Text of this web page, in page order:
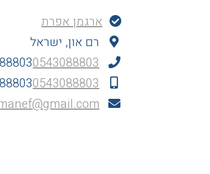
ארגמן אפרת
רם און, ישראל
0543088803
0543088803